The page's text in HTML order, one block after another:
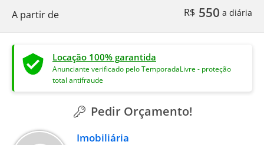
A partir de R$ 550 a diária
Locação 100% garantida
Anunciante verificado pelo TemporadaLivre - proteção
total antifraude
Pedir Orçamento!
Imobiliária